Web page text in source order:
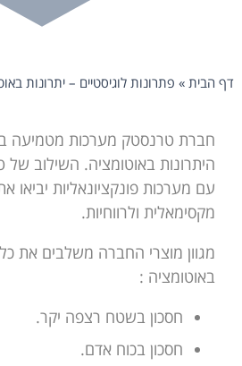
דף הבית» פתרונות לוגיסטיים – יתרונות
חברת טרנסטק מערכות מטמיעה
היתרונות באוטומציה. השילוב של
עם מערכות פונקציונאליות יביאו
מקסימאלית ולרווחיות.
מגוון מוצרי החברה משלבים את
באוטומציה :
חסכון בשטח רצפה יקר.
חסכון בכוח אדם.